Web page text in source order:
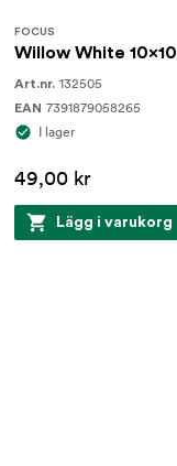
FOCUS
Willow White 10x10
Art.nr. 132505
EAN 7391879058265
I lager
49,00 kr
Lägg i varukorg